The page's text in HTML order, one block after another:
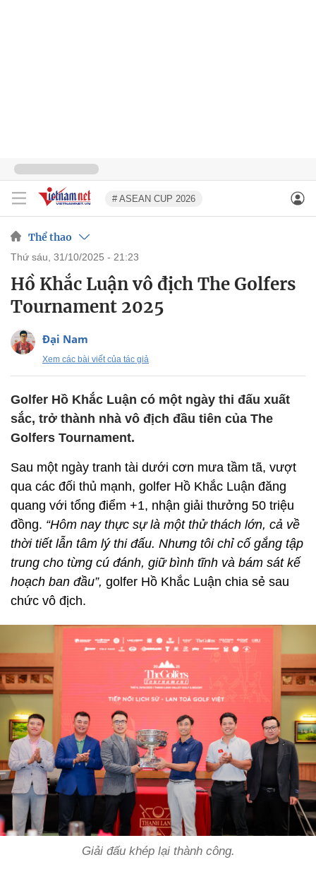
# ASEAN CUP 2026
Thể thao
thứ sáu, 31/10/2025 - 21:23
Hồ Khắc Luận vô địch The Golfers
Tournament 2025
Đại Nam
Xem các bài viết của tác giả
Golfer Hồ Khắc Luận có một ngày thi đấu xuất
sắc, trở thành nhà vô địch đầu tiên của The
Golfers Tournament.
Sau một ngày tranh tài dưới cơn mưa tầm tã, vượt
qua các đối thủ mạnh, golfer Hồ Khắc Luận đăng
quang với tổng điểm +1, nhận giải thưởng 50 triệu
đồng. “Hôm nay thực sự là một thử thách lớn, cả về
thời tiết lẫn tâm lý thi đấu. Nhưng tôi chỉ cố gắng tập
trung cho từng cú đánh, giữ bình tĩnh và bám sát kế
hoạch ban đầu”, golfer Hồ Khắc Luận chia sẻ sau
chức vô địch.
Giải đấu khép lại thành công.